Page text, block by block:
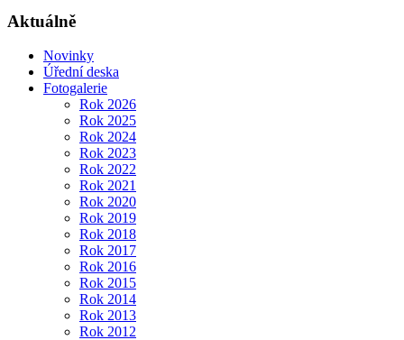
Aktuálně
Novinky
Úřední deska
Fotogalerie
Rok 2026
Rok 2025
Rok 2024
Rok 2023
Rok 2022
Rok 2021
Rok 2020
Rok 2019
Rok 2018
Rok 2017
Rok 2016
Rok 2015
Rok 2014
Rok 2013
Rok 2012